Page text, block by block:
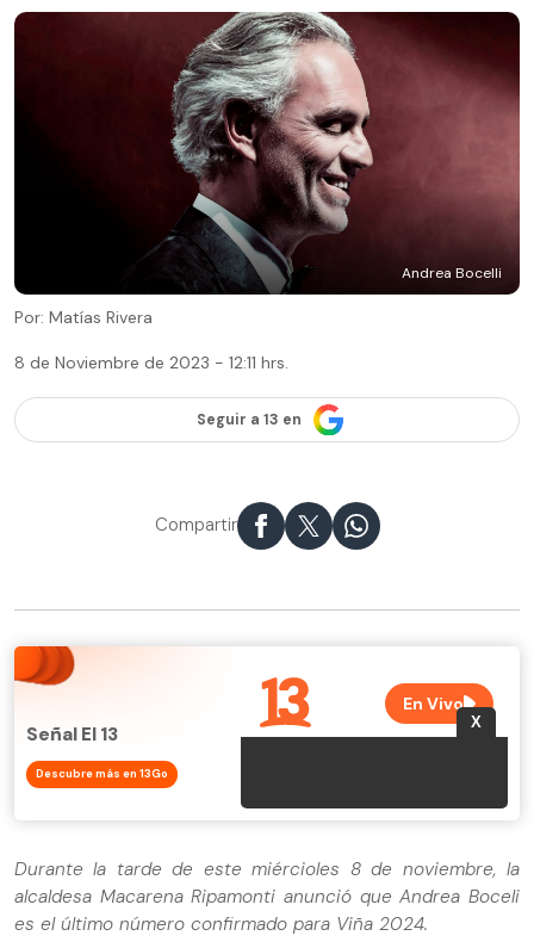
Andrea Bocelli
Por: Matías Rivera
8 de Noviembre de 2023 - 12:11 hrs.
Seguir a 13 en
Compartir
Señal El 13
Descubre más en 13Go
Durante la tarde de este miércioles 8 de noviembre, la
alcaldesa Macarena Ripamonti anunció que Andrea Boceli
es el último número confirmado para Viña 2024.